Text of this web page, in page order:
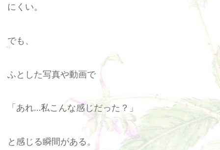
にくい。
でも、
ふとした写真や動画で
「あれ…私こんな感じだった？」
と感じる瞬間がある。